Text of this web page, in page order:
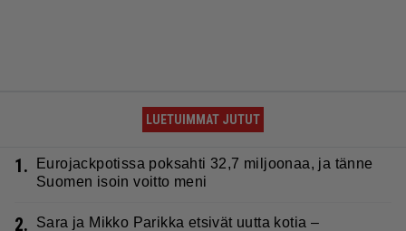
LUETUIMMAT JUTUT
1.
Eurojackpotissa poksahti 32,7 miljoonaa, ja tänne
Suomen isoin voitto meni
2.
Sara ja Mikko Parikka etsivät uutta kotia –